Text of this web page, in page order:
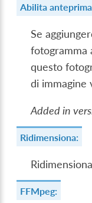
Abilita
Se
fotogramma
questo
di immagine
Added in
Ridimensiona:
FFMpeg: